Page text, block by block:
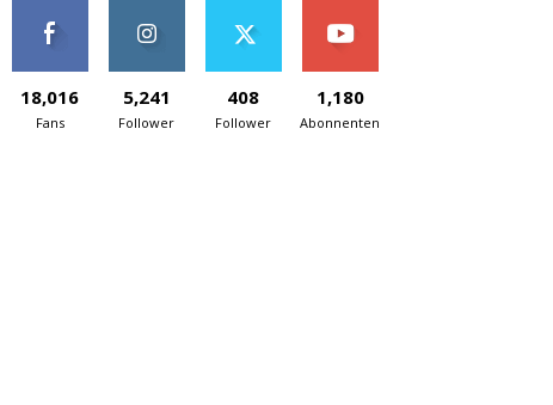
18,016
Fans
5,241
Follower
408
Follower
1,180
Abonnenten